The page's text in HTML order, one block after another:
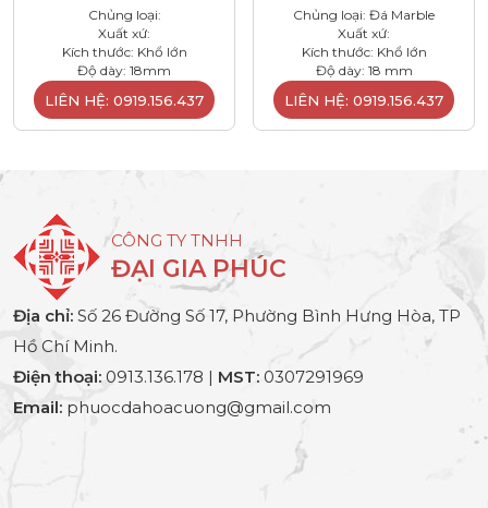
Chủng loại:
Xuất xứ:
Kích thước: Khổ lớn
Độ dày: 18mm
LIÊN HỆ: 0919.156.437
Chủng loại: Đá Marble
Xuất xứ:
Kích thước: Khổ lớn
Độ dày: 18 mm
LIÊN HỆ: 0919.156.437
CÔNG TY TNHH
ĐẠI GIA PHÚC
Địa chỉ: Số 26 Đường Số 17, Phường Bình Hưng Hòa, TP
Hồ Chí Minh.
Điện thoại: 0913.136.178 | MST: 0307291969
Email: phuocdahoacuong@gmail.com